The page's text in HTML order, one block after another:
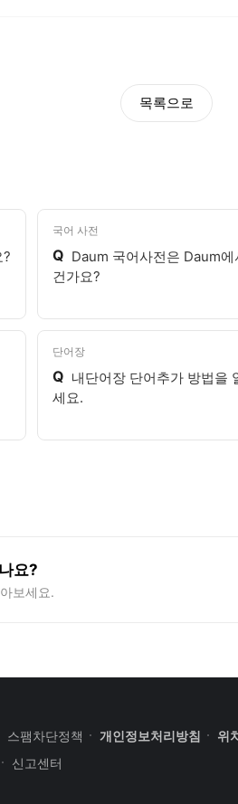
목록으로
국어 사전
Q Daum 국어사전은 Daum에
건가요?
단어장
Q 내단어장 단어추가 방법을
세요.
요?
보세요.
스팸차단정책 개인정보처리방침
위
신고센터